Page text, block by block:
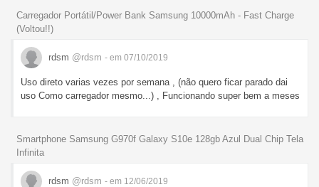
Carregador Portátil/Power Bank Samsung 10000mAh - Fast Charge
(Voltou!!)
rdsm @rdsm - em 07/10/2019
Uso direto varias vezes por semana , (não quero ficar parado dai
uso Como carregador mesmo...) , Funcionando super bem a meses
Smartphone Samsung G970f Galaxy S10e 128gb Azul Dual Chip Tela
Infinita
rdsm @rdsm - em 12/06/2019